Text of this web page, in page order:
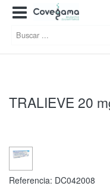
TRALIEVE 20
Referencia: DC042008